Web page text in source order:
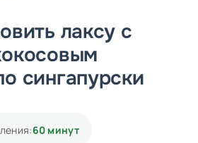
лаксу с
сингапурски
60 минут